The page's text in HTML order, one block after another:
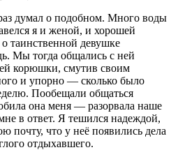
думал о подобном. Много воды
я и женой, и хорошей
таинственной девушке
Мы тогда общались с ней
ей корюшки, смутив своим
и упорно — сколько было
Пообещали общаться
она меня — разорвала наше
в ответ. Я тешился надеждой,
почту, что у неё появились дела
отдыхавшего.